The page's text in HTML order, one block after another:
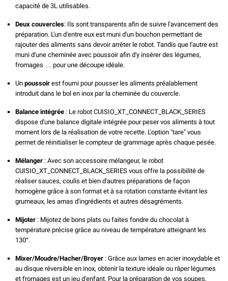
capacité de 3L utilisables.
Deux couvercles: Ils sont transparents afin de suivre l'avancement des
préparation. L'un d'entre eux est muni d'un bouchon permettant de
rajouter des aliments sans devoir arrêter le robot. Tandis que l'autre est
muni d'une cheminée avec poussoir afin d'y insérer des légumes,
fromages … pour une découpe idéale.
Un poussoir est fourni pour pousser les aliments préalablement
introduit dans le bol en inox par la cheminée du couvercle.
Balance intégrée : Le robot CUISIO_XT_CONNECT_BLACK_SERIES
dispose d'une balance digitale intégrée pour peser vos aliments à tout
moment lors de la réalisation de votre recette. L'option "tare" vous
permet de réinitialiser le compteur de grammage après chaque pesée.
Mélanger : Avec son accessoire mélangeur, le robot
CUISIO_XT_CONNECT_BLACK_SERIES vous offre la possibilité de
réaliser sauces, coulis et bien d'autres préparations de façon
homogène grâce à son format et à sa rotation constante évitant les
grumeaux, les amas d'ingrédients et autres désagréments.
Mijoter : Mijotez de bons plats ou faites fondre du chocolat à
température précise grâce au niveau de température atteignant les
130°.
Mixer/Moudre/Hacher/Broyer : Grâce aux lames en acier inoxydable et
au disque réversible en inox, obtenir la texture idéale ou râper légumes
et fromages est un jeu d'enfant. Pour la préparation de vos soupes,